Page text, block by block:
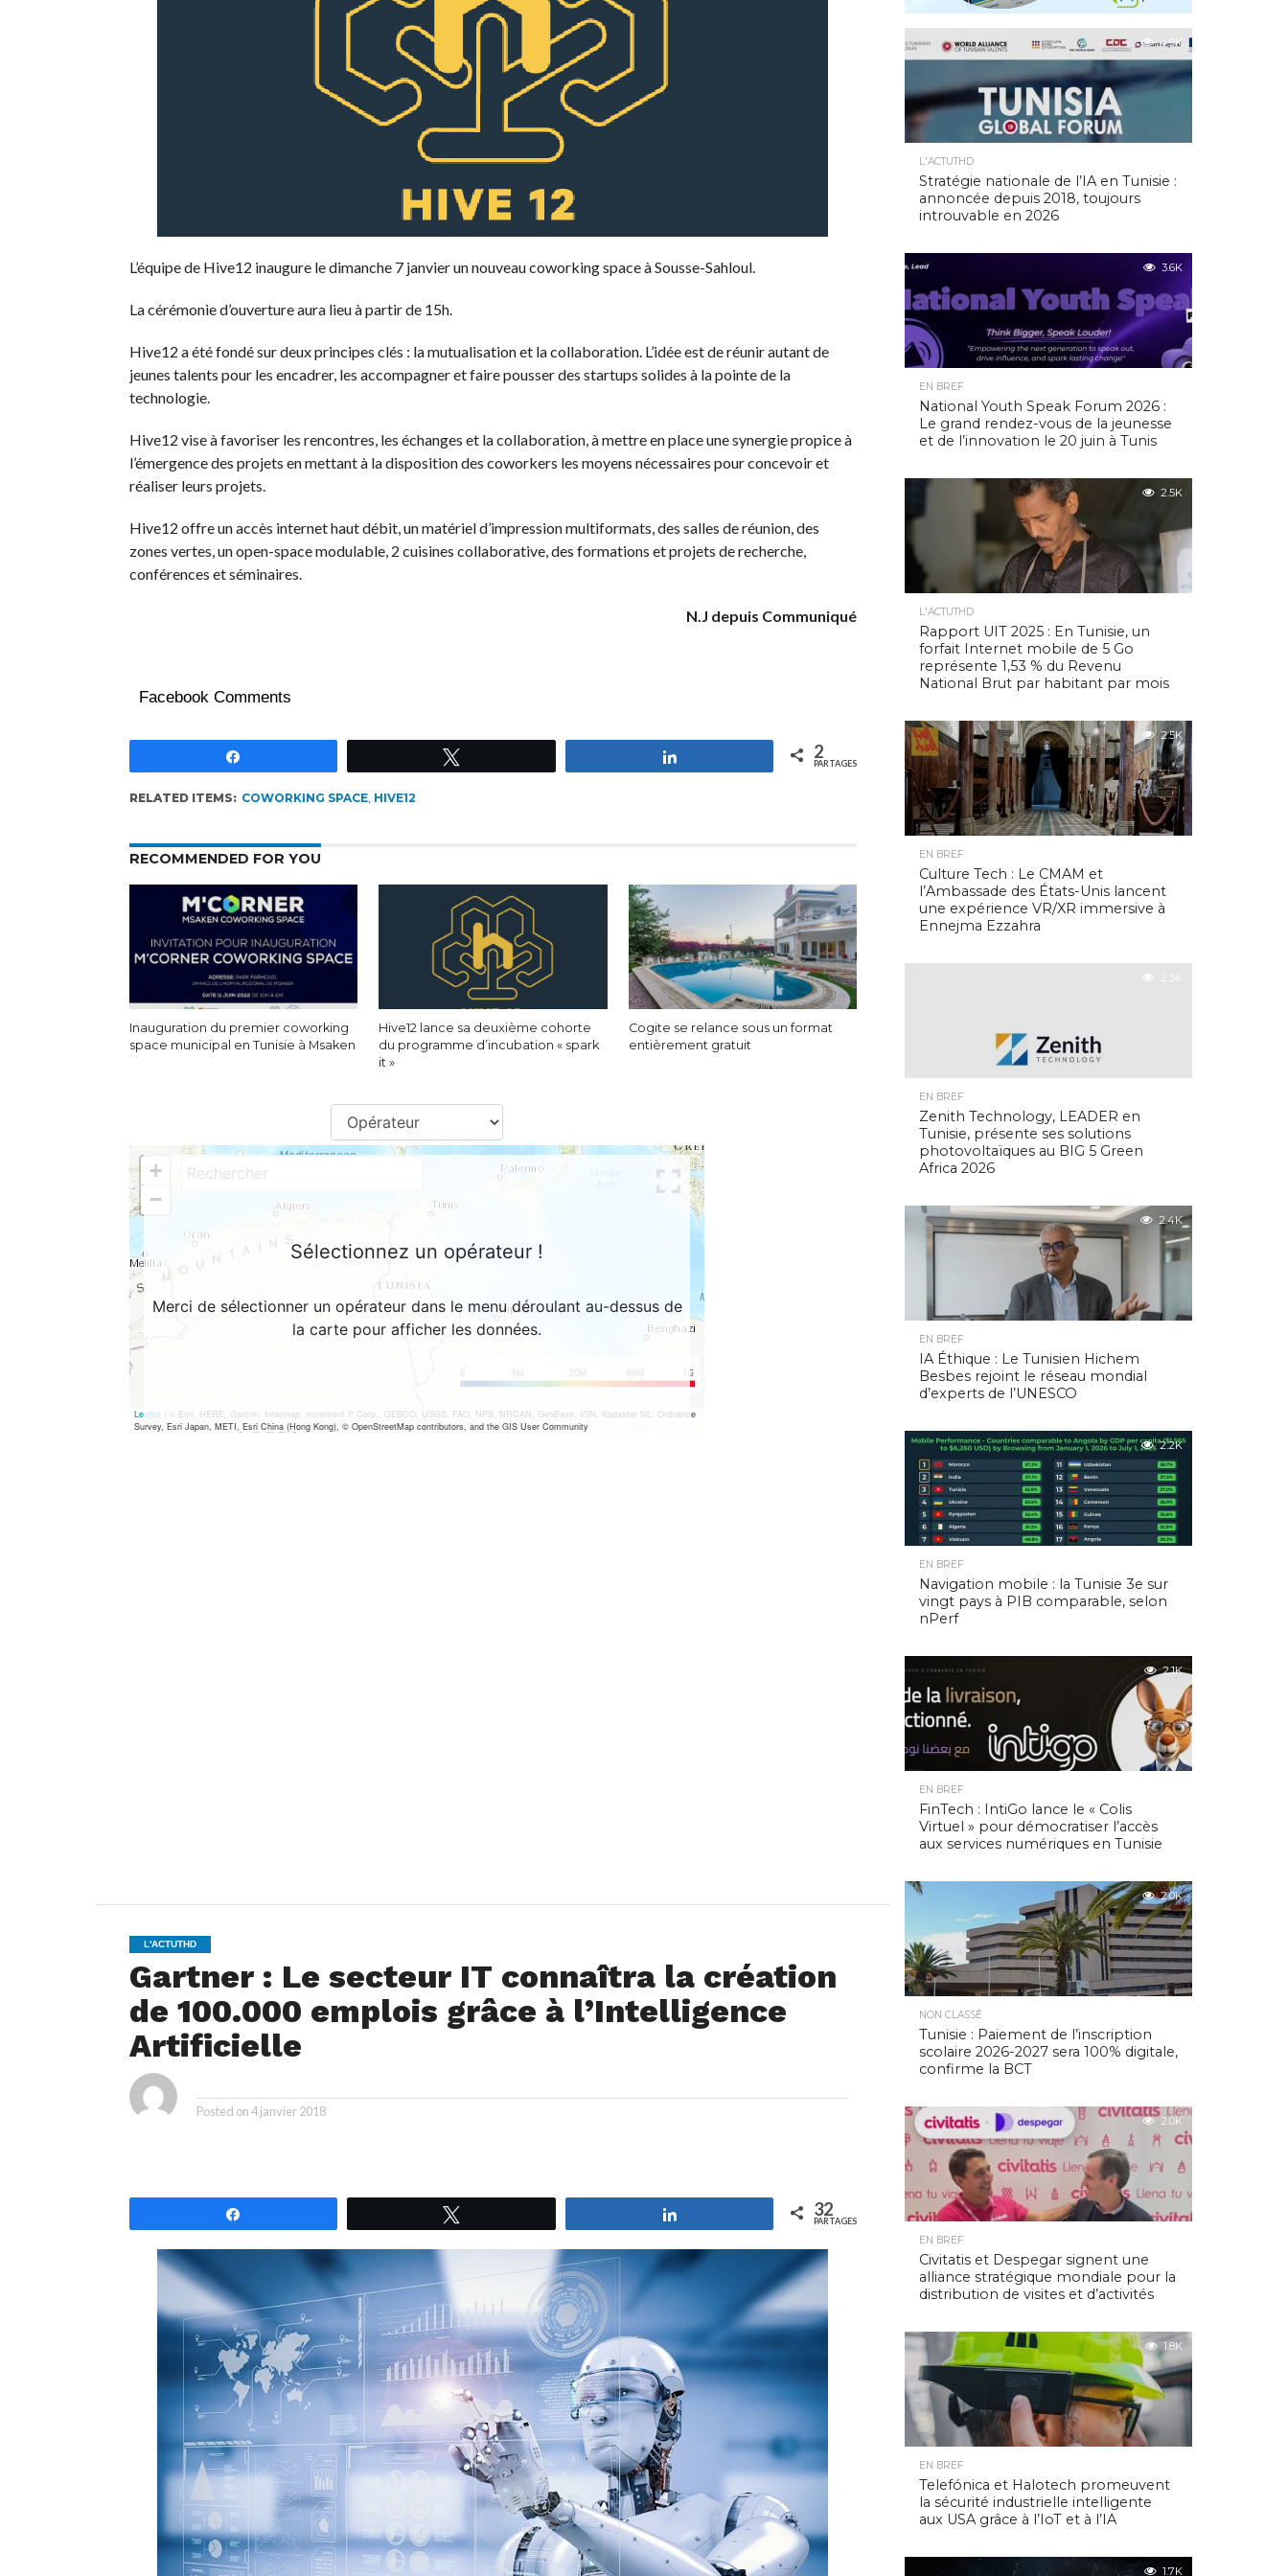
L’équipe de Hive12 inaugure le dimanche 7 janvier un nouveau coworking space à Sousse-Sahloul.
La cérémonie d’ouverture aura lieu à partir de 15h.
Hive12 a été fondé sur deux principes clés : la mutualisation et la collaboration. L’idée est de réunir autant de
jeunes talents pour les encadrer, les accompagner et faire pousser des startups solides à la pointe de la
technologie.
Hive12 vise à favoriser les rencontres, les échanges et la collaboration, à mettre en place une synergie propice à
l’émergence des projets en mettant à la disposition des coworkers les moyens nécessaires pour concevoir et
réaliser leurs projets.
Hive12 offre un accès internet haut débit, un matériel d’impression multiformats, des salles de réunion, des
zones vertes, un open-space modulable, 2 cuisines collaborative, des formations et projets de recherche,
conférences et séminaires.
N.J depuis Communiqué
Facebook Comments
2
PARTAGES
RELATED ITEMS: COWORKING SPACE, HIVE12
RECOMMENDED FOR YOU
Inauguration du premier coworking
space municipal en Tunisie à Msaken
Hive12 lance sa deuxième cohorte
du programme d’incubation « spark
it »
Cogite se relance sous un format
entièrement gratuit
L'ACTUTHD
Gartner : Le secteur IT connaîtra la création
de 100.000 emplois grâce à l’Intelligence
Artificielle
Posted on4 janvier 2018
32
PARTAGES
4.9K
L'ACTUTHD
Stratégie nationale de l’IA en Tunisie :
annoncée depuis 2018, toujours
introuvable en 2026
3.6K
EN BREF
National Youth Speak Forum 2026 :
Le grand rendez-vous de la jeunesse
et de l’innovation le 20 juin à Tunis
2.5K
L'ACTUTHD
Rapport UIT 2025 : En Tunisie, un
forfait Internet mobile de 5 Go
représente 1,53 % du Revenu
National Brut par habitant par mois
2.5K
EN BREF
Culture Tech : Le CMAM et
l’Ambassade des États-Unis lancent
une expérience VR/XR immersive à
Ennejma Ezzahra
2.5K
EN BREF
Zenith Technology, LEADER en
Tunisie, présente ses solutions
photovoltaïques au BIG 5 Green
Africa 2026
2.4K
EN BREF
IA Éthique : Le Tunisien Hichem
Besbes rejoint le réseau mondial
d’experts de l’UNESCO
2.2K
EN BREF
Navigation mobile : la Tunisie 3e sur
vingt pays à PIB comparable, selon
nPerf
2.1K
EN BREF
FinTech : IntiGo lance le « Colis
Virtuel » pour démocratiser l’accès
aux services numériques en Tunisie
2.0K
NON CLASSÉ
Tunisie : Paiement de l’inscription
scolaire 2026-2027 sera 100% digitale,
confirme la BCT
2.0K
EN BREF
Civitatis et Despegar signent une
alliance stratégique mondiale pour la
distribution de visites et d’activités
1.8K
EN BREF
Telefónica et Halotech promeuvent
la sécurité industrielle intelligente
aux USA grâce à l’IoT et à l’IA
1.7K